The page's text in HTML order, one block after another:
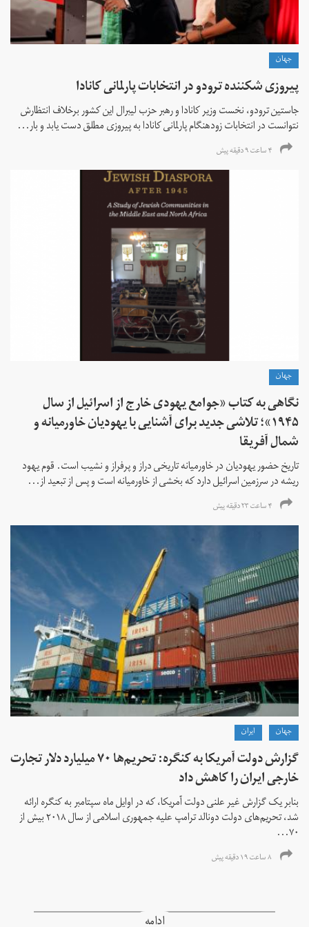
جهان
پیروزی شکننده ترودو در انتخابات پارلمانی کانادا
جاستین ترودو، نخست وزیر کانادا و رهبر حزب لیبرال این کشور برخلاف انتظارش
نتوانست در انتخابات زود‌هنگام پارلمانی کانادا به پیروزی مطلق دست یابد و بار...
۴ ساعت ۹ دقیقه پیش
جهان
نگاهی به کتاب «جوامع یهودی خارج از اسرائیل از سال
۱۹۴۵»؛ تلاشی جدید برای آشنایی با یهودیان خاورمیانه و
شمال آفریقا
تاریخ حضور یهودیان در خاورمیانه تاریخی دراز و پرفراز و نشیب است. قوم یهود
ریشه در سرزمین اسرائیل دارد که بخشی از خاورمیانه است و پس از تبعید از...
۴ ساعت ۲۳ دقیقه پیش
جهان ايران
گزارش دولت آمریکا به کنگره: تحریم‌ها ۷۰ میلیارد دلار تجارت
خارجی ایران را کاهش داد
بنابر یک گزارش غیر علنی دولت آمریکا، که در اوایل ماه سپتامبر به کنگره ارائه
شد، تحریم‌های دولت دونالد ترامپ علیه جمهوری اسلامی از سال ۲۰۱۸ بیش از
۷۰...
۸ ساعت ۱۹ دقیقه پیش